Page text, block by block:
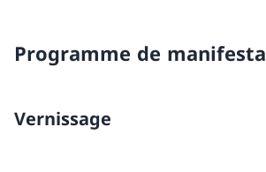
Programme de
Vernissage